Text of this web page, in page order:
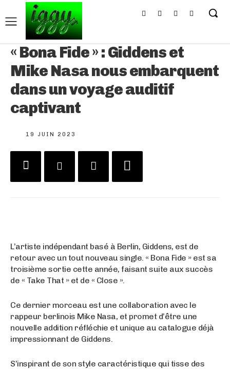
« Bona Fide » : Giddens et
Mike Nasa nous embarquent
dans un voyage auditif
captivant
19 JUIN 2023
L’artiste indépendant basé à Berlin, Giddens, est de
retour avec un tout nouveau single. « Bona Fide » est sa
troisième sortie cette année, faisant suite aux succès
de « Take That » et de « Close ».
Ce dernier morceau est une collaboration avec le
rappeur berlinois Mike Nasa, et promet d’être une
nouvelle addition réfléchie et unique au catalogue déjà
impressionnant de Giddens.
S’inspirant de son style caractéristique qui tisse des